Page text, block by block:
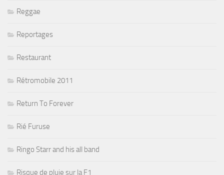
Reggae
Reportages
Restaurant
Rétromobile 2011
Return To Forever
Rié Furuse
Ringo Starr and his all band
Risque de pluie sur la F1